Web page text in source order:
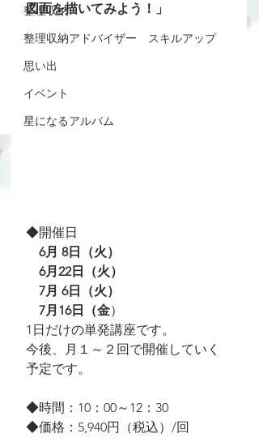
整理収納
整理収納アドバイザー スキルアップ
思い出
イベント
星になるアルバム
図面を描いてみよう！」
◆開催日
6月 8日（火）
6月22日（火）
7月 6日（火）
7月16日（金）
1日だけの単発講座です。
今後、月１～２回で開催していく
予定です。
◆時間：10：00～12：30
◆価格：5,940円（税込）/回